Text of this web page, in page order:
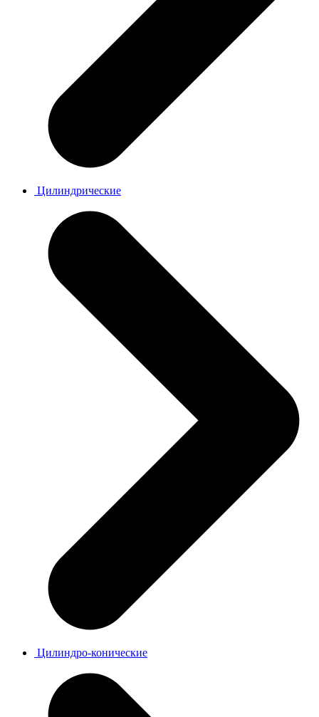
Цилиндрические
Цилиндро-конические